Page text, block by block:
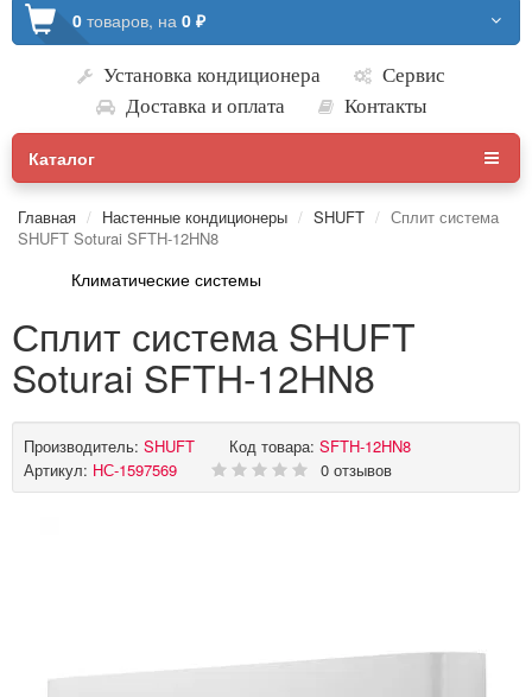
0 товаров, на 0 ₽
Установка кондиционера
Сервис
Доставка и оплата
Контакты
Каталог
Главная Настенные кондиционеры SHUFT
Сплит система
SHUFT Soturai SFTH-12HN8
Климатические системы
Сплит система SHUFT
Soturai SFTH-12HN8
Производитель: SHUFT Код товара: SFTH-12HN8
Артикул: НС-1597569 0 отзывов